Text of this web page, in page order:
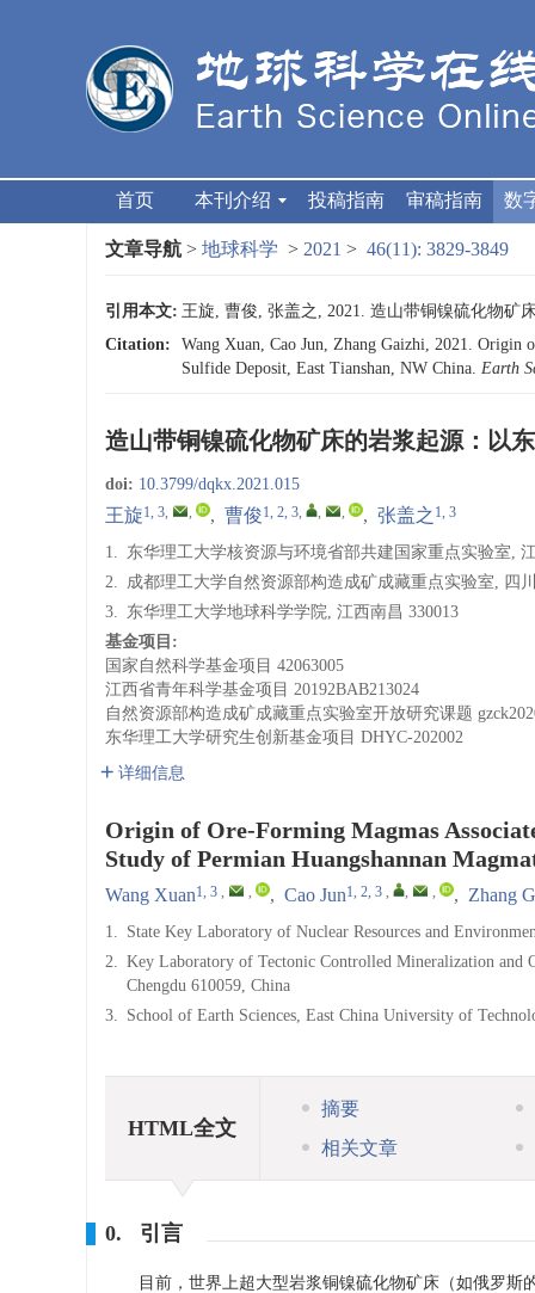
首页 本刊介绍 投稿指南 审稿指南 数
文章导航 > 地球科学 > 2021 > 46(11): 3829-3849
引用本文: 王旋, 曹俊, 张盖之, 2021. 造山带铜镍硫化物矿
Citation:
Wang Xuan, Cao Jun, Zhang Gaizhi, 2021. Origin
Sulfide Deposit, East Tianshan, NW China. Earth
造山带铜镍硫化物矿床的岩浆起源：以
doi: 10.3799/dqkx.2021.015
王旋1, 3, , , 曹俊1, 2, 3, , , , 张盖之 1, 3
1. 东华理工大学核资源与环境省部共建国家重点实验室,
2. 成都理工大学自然资源部构造成矿成藏重点实验室, 四
3. 东华理工大学地球科学学院, 江西南昌 330013
基金项目:
国家自然科学基金项目 42063005
江西省青年科学基金项目 20192BAB213024
自然资源部构造成矿成藏重点实验室开放研究课题
东华理工大学研究生创新基金项目 DHYC-202002
详细信息
Origin of Ore-Forming Magmas
Study of Permian Huangshannan
Wang Xuan1, 3 , , , Cao Jun1, 2, 3 , , , , Zhang
1. State Key Laboratory of Nuclear Resources and
2. Key Laboratory of Tectonic Controlled Mineralization and
Chengdu 610059, China
3. School of Earth Sciences, East China University of
HTML全文
摘要
相关文章
0. 引言
目前，世界上超大型岩浆铜镍硫化物矿床（如俄罗斯